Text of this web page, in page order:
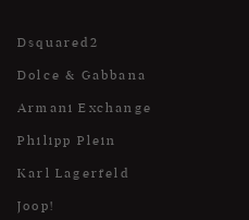
Dsquared2
Dolce & Gabbana
Armani Exchange
Philipp Plein
Karl Lagerfeld
Joop!